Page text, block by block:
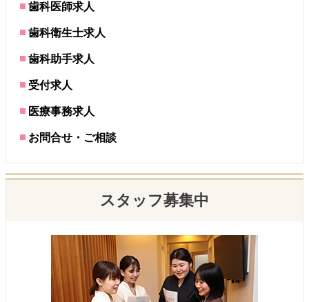
歯科医師求人
歯科衛生士求人
歯科助手求人
受付求人
医療事務求人
お問合せ・ご相談
スタッフ募集中